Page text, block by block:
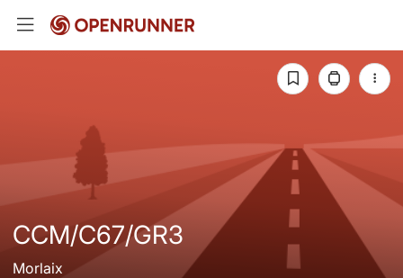
CCM/C67/GR3
Morlaix